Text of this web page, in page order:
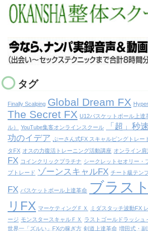
タグ
Finally Scalping Global Dream FX
The Secret FX U12バスケットボール上達
ル）
YouTube集客オンラインスクール
「超」秒
功のイデア
ぷーさん式FX スキャルピングトレー
タFX オスの力復活トレーニング活動講座 オンライン
FX コインクリックプラチナ シークレットセオリー・
プトレード ゾーンスキャルFX チート級テン
FX バスケットボール上達革命 ブラス
リFX マーケティングＦＸ
ミダスタッチ波動FX
ージ モンスタースキャルＦＸ
ラストゴールドラッシュ
世界一「ズルい」FXの稼ぎ方 剣道上達革命 増田式・副